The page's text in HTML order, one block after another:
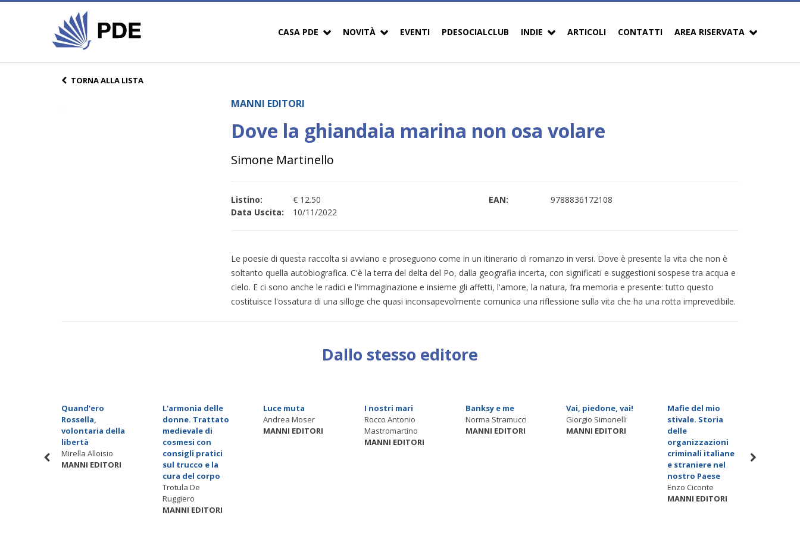
CASA PDE NOVITÀ EVENTI PDESOCIALCLUB INDIE ARTICOLI CONTATTI AREA RISERVATA
TORNA ALLA LISTA
MANNI EDITORI
Dove la ghiandaia marina non osa volare
Simone Martinello
Listino:
€ 12.50
Data Uscita:
10/11/2022
EAN: 9788836172108
Le poesie di questa raccolta si avviano e proseguono come in un itinerario di romanzo in versi. Dove è presente la vita che non è
soltanto quella autobiografica. C'è la terra del delta del Po, dalla geografia incerta, con significati e suggestioni sospese tra acqua e
cielo. E ci sono anche le radici e l'immaginazione e insieme gli affetti, l'amore, la natura, fra memoria e presente: tutto questo
costituisce l'ossatura di una silloge che quasi inconsapevolmente comunica una riflessione sulla vita che ha una rotta imprevedibile.
Dallo stesso editore
Quand'ero
Rossella,
volontaria della
libertà
Mirella Alloisio
MANNI EDITORI
L'armonia delle
donne. Trattato
medievale di
cosmesi con
consigli pratici
sul trucco e la
cura del corpo
Trotula De
Ruggiero
MANNI EDITORI
Luce muta
Andrea Moser
MANNI EDITORI
I nostri mari
Rocco Antonio
Mastromartino
MANNI EDITORI
Banksy e me
Norma Stramucci
MANNI EDITORI
Vai, piedone, vai!
Giorgio Simonelli
MANNI EDITORI
Mafie del mio
stivale. Storia
delle
organizzazioni
criminali italiane
e straniere nel
nostro Paese
Enzo Ciconte
MANNI EDITORI